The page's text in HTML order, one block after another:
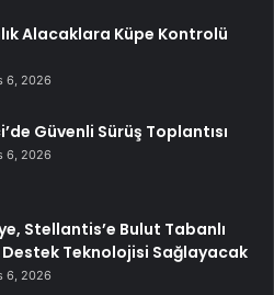
Alacaklara Küpe Kontrolü
6, 2026
Güvenli Sürüş Toplantısı
6, 2026
Stellantis’e Bulut Tabanlı
Destek Teknolojisi Sağlayacak
6, 2026